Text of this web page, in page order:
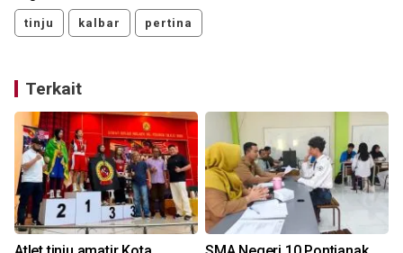
tinju kalbar pertina
Terkait